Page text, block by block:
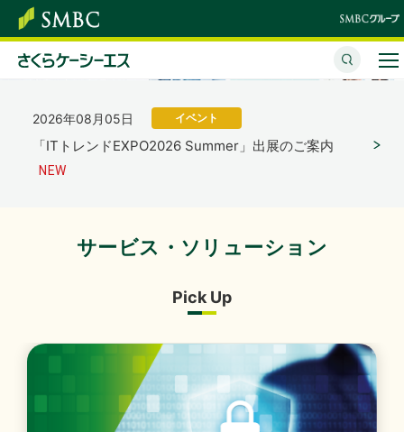
「さくらケーシーエス、ヴィッセル神戸オフィシャル
パートナーとして2026/27シーズンを応援」を掲載し
ました。
（4,123KB）
2026年08月05日 イベント
「ITトレンドEXPO2026 Summer」出展のご案内
2026年07月31日 経営・財務
経営・財務
2027年３月期 第１四半期決算短信〔日本基準〕（連
（356KB）
サービス・ソリューション
Pick Up
サービス・ソリューション
採用情報
お問い合わせ